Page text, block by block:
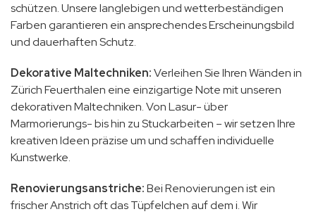
schützen. Unsere langlebigen und wetterbeständigen
Farben garantieren ein ansprechendes Erscheinungsbild
und dauerhaften Schutz.
Dekorative Maltechniken:Verleihen Sie Ihren Wänden in
Zürich Feuerthalen eine einzigartige Note mit unseren
dekorativen Maltechniken. Von Lasur- über
Marmorierungs- bis hin zu Stuckarbeiten – wir setzen Ihre
kreativen Ideen präzise um und schaffen individuelle
Kunstwerke.
Renovierungsanstriche:Bei Renovierungen ist ein
frischer Anstrich oft das Tüpfelchen auf dem i. Wir